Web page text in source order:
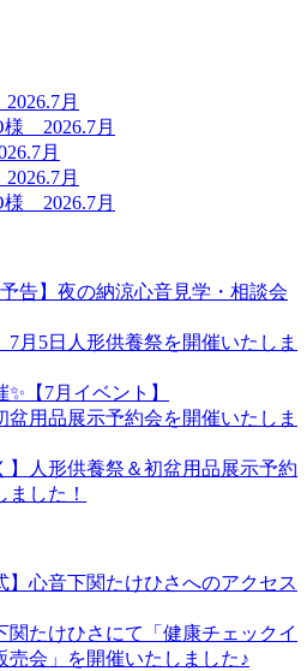
月
2026.7月
月
月
2026.7月
予告】夜の納涼心音見学・相談会
7月5日人形供養祭を開催いたしま
【7月イベント】
盆用品展示予約会を開催いたしま
】人形供養祭＆初盆用品展示予約
した！
】心音下関たけひさへのアクセス
関たけひさにて「健康チェックイ
売会」を開催いたしました♪